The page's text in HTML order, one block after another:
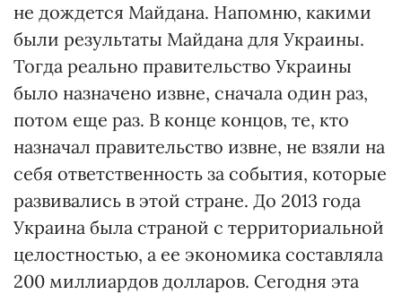
не дождется Майдана. Напомню, какими
были результаты Майдана для Украины.
Тогда реально правительство Украины
было назначено извне, сначала один раз,
потом еще раз. В конце концов, те, кто
назначал правительство извне, не взяли на
себя ответственность за события, которые
развивались в этой стране. До 2013 года
Украина была страной с территориальной
целостностью, а ее экономика составляла
200 миллиардов долларов. Сегодня эта